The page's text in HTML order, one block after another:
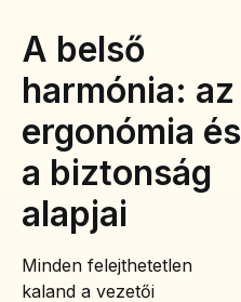
A belső
harmónia: az
ergonómia és
a biztonság
alapjai
Minden felejthetetlen
kaland a vezetői